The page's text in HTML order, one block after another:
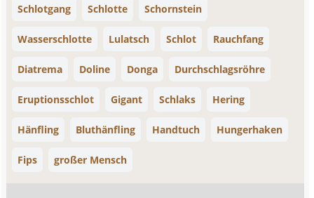
Schlotgang Schlotte Schornstein
Wasserschlotte Lulatsch Schlot Rauchfang
Diatrema Doline Donga Durchschlagsröhre
Eruptionsschlot Gigant Schlaks Hering
Hänfling Bluthänfling Handtuch Hungerhaken
Fips großer Mensch